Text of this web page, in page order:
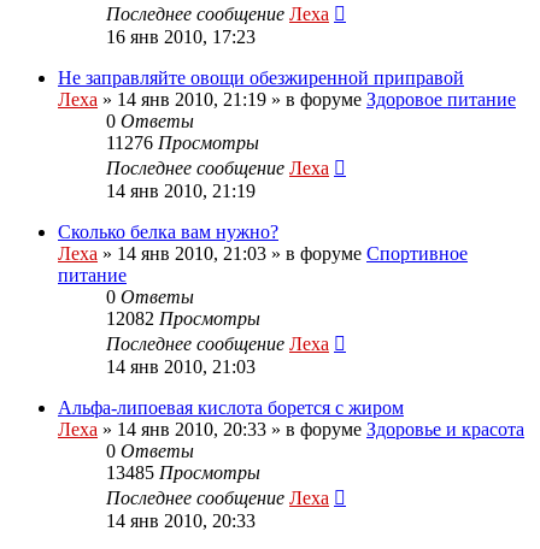
Последнее сообщение Леха
16 янв 2010, 17:23
Не заправляйте овощи обезжиренной приправой
Леха » 14 янв 2010, 21:19 » в форуме Здоровое питание
0 Ответы
11276 Просмотры
Последнее сообщение Леха
14 янв 2010, 21:19
Сколько белка вам нужно?
Леха » 14 янв 2010, 21:03 » в форуме Спортивное
питание
0 Ответы
12082 Просмотры
Последнее сообщение Леха
14 янв 2010, 21:03
Альфа-липоевая кислота борется с жиром
Леха » 14 янв 2010, 20:33 » в форуме Здоровье и красота
0 Ответы
13485 Просмотры
Последнее сообщение Леха
14 янв 2010, 20:33